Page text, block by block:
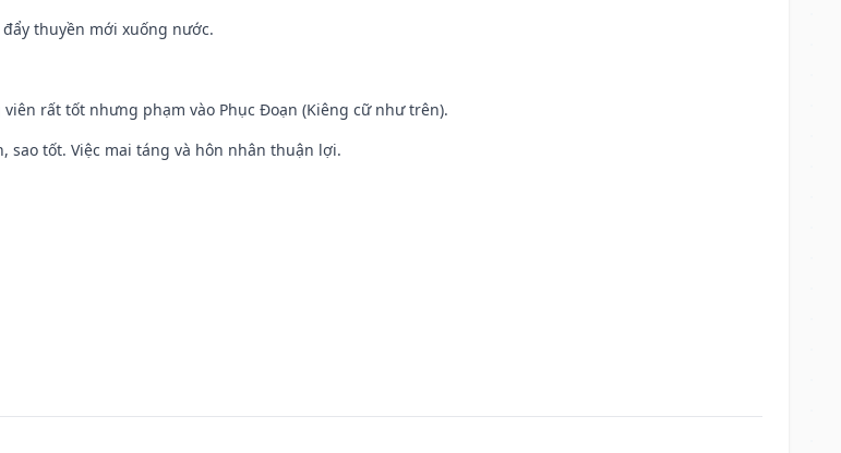
thuyền mới xuống nước.
rất tốt nhưng phạm vào Phục Đoạn (Kiêng cữ như trên).
sao tốt. Việc mai táng và hôn nhân thuận lợi.